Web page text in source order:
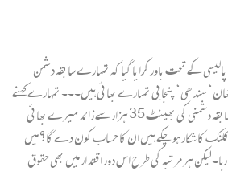
پالیسی کے تحت باور کرایا گیا کہ تمہارے سابقہ دشمن
سندھی‘ پنجابی تمہارے بھائی ہیں۔۔۔ تمہارے کہنے
پر میں نے یہ بھی نہیں پوچھا کہ سابقہ دشمنی کی بھینٹ 35 ہزار سے زائد میرے بھائی
کا شکار ہوچکے ہیں ان کا حساب کون دے گا؟ میں
ہر مرتبہ کی طرح اس دور اقتدار میں بھی حقوق